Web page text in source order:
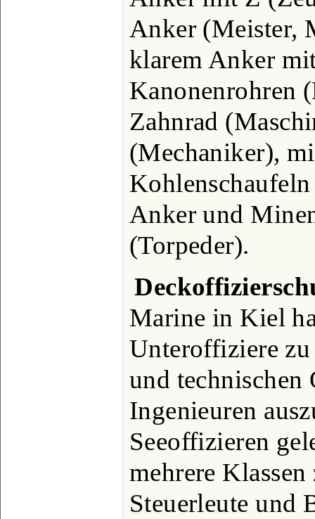
Anker (Meister,
klarem Anker
Kanonenrohren
Zahnrad
(Mechaniker),
Anker und
(Torpeder).
Marine in Kiel
Unteroffiziere
und
Ingenieuren
Seeoffizieren
mehrere
Steuerleute und